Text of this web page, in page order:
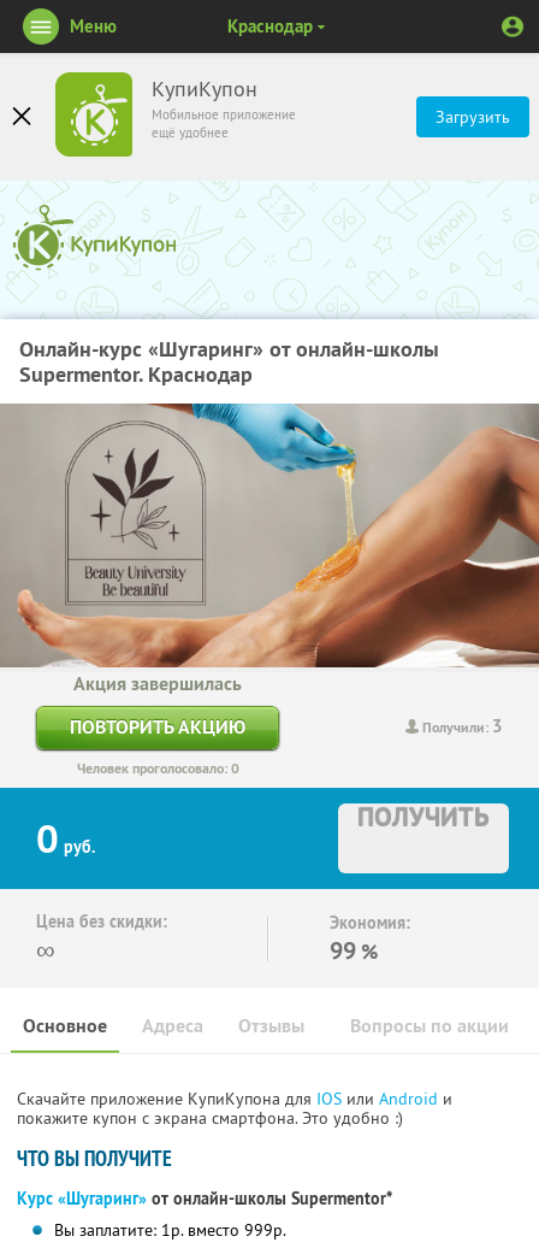
КупиКупон
Мобильное приложение
ещё удобнее
Загрузить
Меню Краснодар
Онлайн-курс «Шугаринг» от онлайн-школы
Supermentor. Краснодар
Получили: 3
Акция завершилась
ПОВТОРИТЬ АКЦИЮ
Человек проголосовало: 0
0 руб.
ПОЛУЧИТЬ
Цена без скидки:
∞
Экономия:
99 %
Основное Отзывы Вопросы по акции
Адреса
Скачайте приложение КупиКупона для IOS или Android и
покажите купон с экрана смартфона. Это удобно :)
ЧТО ВЫ ПОЛУЧИТЕ
Курс «Шугаринг» от онлайн-школы Supermentor*
Вы заплатите: 1р. вместо 999р.